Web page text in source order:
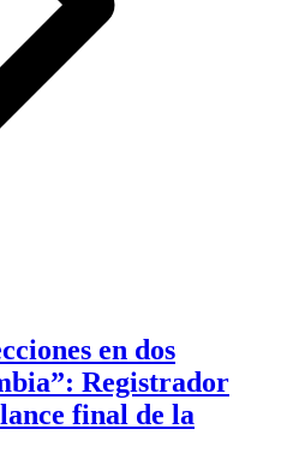
en dos
Registrador
final de la